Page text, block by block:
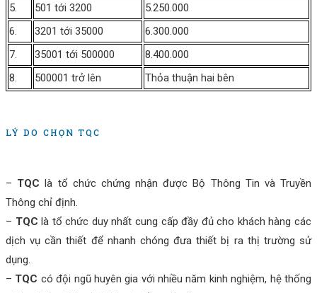
5.
501 tới 3200
5.250.000
6.
3201 tới 35000
6.300.000
7.
35001 tới 500000
8.400.000
8.
500001 trở lên Thỏa thuận hai bên
LÝ DO CHỌN TQC
– TQC là tổ chức chứng nhận được Bộ Thông Tin và Truyền
Thông chỉ định.
– TQC là tổ chức duy nhất cung cấp đầy đủ cho khách hàng các
dịch vụ cần thiết để nhanh chóng đưa thiết bị ra thị trường sử
dụng.
– TQC có đội ngũ huyên gia với nhiều năm kinh nghiệm, hệ thống